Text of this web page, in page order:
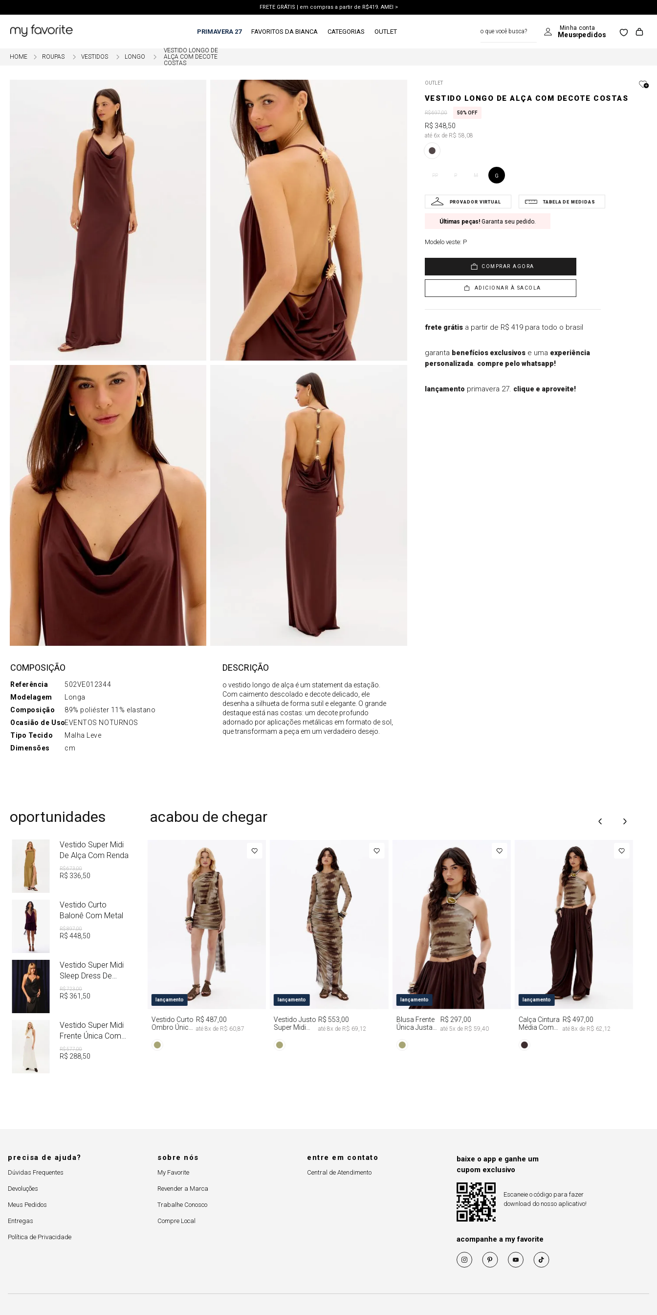
FRETE GRÁTIS | em compras a partir de R$419. AMEI >
PRIMAVERA 27 FAVORITOS DA BIANCA CATEGORIAS OUTLET
ROUPAS VESTIDOS LONGO
VESTIDO LONGO DE
ALÇA COM DECOTE
COSTAS
COMPOSIÇÃO
Referência
502VE012344
Modelagem
Longa
Composição
89% poliéster 11% elastano
Ocasião de UsoEVENTOS NOTURNOS
Tipo Tecido
Malha Leve
Dimensões
cm
DESCRIÇÃO
o vestido longo de alça é um statement da estação.
Com caimento descolado e decote delicado, ele
desenha a silhueta de forma sutil e elegante. O grande
destaque está nas costas: um decote profundo
adornado por aplicações metálicas em formato de sol,
que transformam a peça em um verdadeiro desejo.
OUTLET
VESTIDO LONGO DE ALÇA COM DECOTE COSTAS
R$697,00 50% OFF
R$ 348, 50
até 6x de R$ 58,08
PP P M G
Últimas peças! Garanta seu pedido.
Modelo veste: P
COMPRAR AGORA
ADICIONAR À SACOLA
frete grátisa partir de R$ 419 para todo o brasil
garanta benefícios exclusivose uma experiência
personalizada. compre pelo whatsapp!
lançamento primavera 27. clique e aproveite!
oportunidades
Vestido Super Midi
De Alça Com Renda
R$673,00
R$ 336 50
Vestido Curto
Balonê Com Metal
R$897,00
R$ 448, 50
Vestido Super Midi
Sleep Dress De
Cetim Com Metal
R$723,00
R$ 361 50
Vestido Super Midi
Frente Única Com
Linho
R$577,00
R$ 288, 50
acabou de chegar
lançamento P M
Vestido Curto
Ombro Único
Dye
R$ 487,00
até 8x de R$ 60,87
lançamento M G
Vestido Justo
Super Midi
Tie Dye
R$ 553,00
até 8x de R$ 69,12
lançamento G
Blusa Frente
Única Justa
R$ 297,00
até 5x de R$ 59,40
lançamento P M
Calça Cintura
Média Com
R$ 497,00
até8x deR$ 62,12
precisa de ajuda?
Dúvidas Frequentes
Devoluções
Meus Pedidos
Entregas
Política de Privacidade
sobre nós
My Favorite
Revender a Marca
Trabalhe Conosco
Compre Local
entre em contato
Central de Atendimento
baixe o app e ganhe um
cupom exclusivo
Escaneie o código para fazer
download do nosso aplicativo!
acompanhe a my favorite
vestido
2º
blusa
3º
calca jeans
4º
calca
5º
saia
conjunto
8
jaqueta
º
º